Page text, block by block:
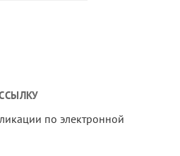
по электронной